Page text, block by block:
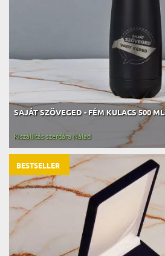
SAJÁT SZÖVEGED - FÉM KULACS 500 ML
Kiszállítás szerdára Nálad
BESTSELLER